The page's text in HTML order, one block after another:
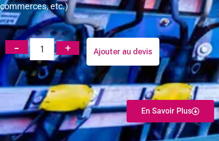
commerces, etc.)
Ajouter au devis
En Savoir Plus